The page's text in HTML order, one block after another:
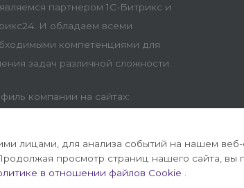
партнером 1С-Битрикс и
И обладаем всеми
компетенциями для
задач различной сложности.
компании на сайтах:
Политика конфиденциальности
лицами, для анализа событий на нашем веб-
просмотр страниц нашего сайта, вы
в отношении файлов Cookie